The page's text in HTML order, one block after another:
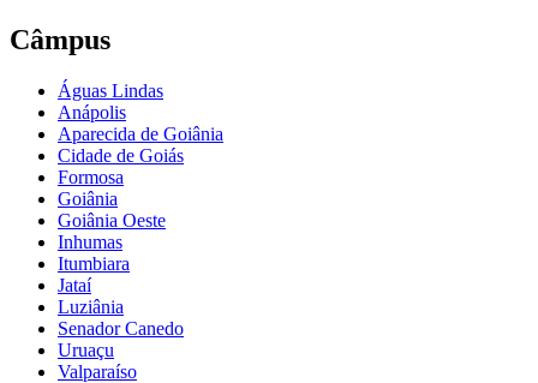
Câmpus
Águas Lindas
Anápolis
Aparecida de Goiânia
Cidade de Goiás
Formosa
Goiânia
Goiânia Oeste
Inhumas
Itumbiara
Jataí
Luziânia
Senador Canedo
Uruaçu
Valparaíso